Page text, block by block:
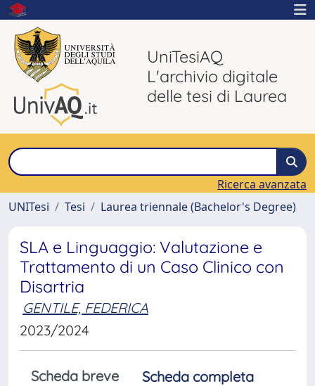
UniTesiAQ
L'archivio digitale
delle tesi di Laurea
Ricerca avanzata
UNITesi
Tesi Laurea triennale (Bachelor's Degree)
SLA e Linguaggio: Valutazione e
Trattamento di un Caso Clinico con
Disartria
GENTILE, FEDERICA
2023/2024
Scheda breve
Scheda completa